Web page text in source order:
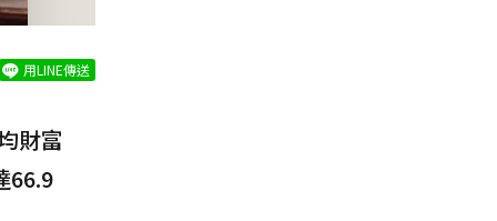
用LINE傳送
財富
66.9